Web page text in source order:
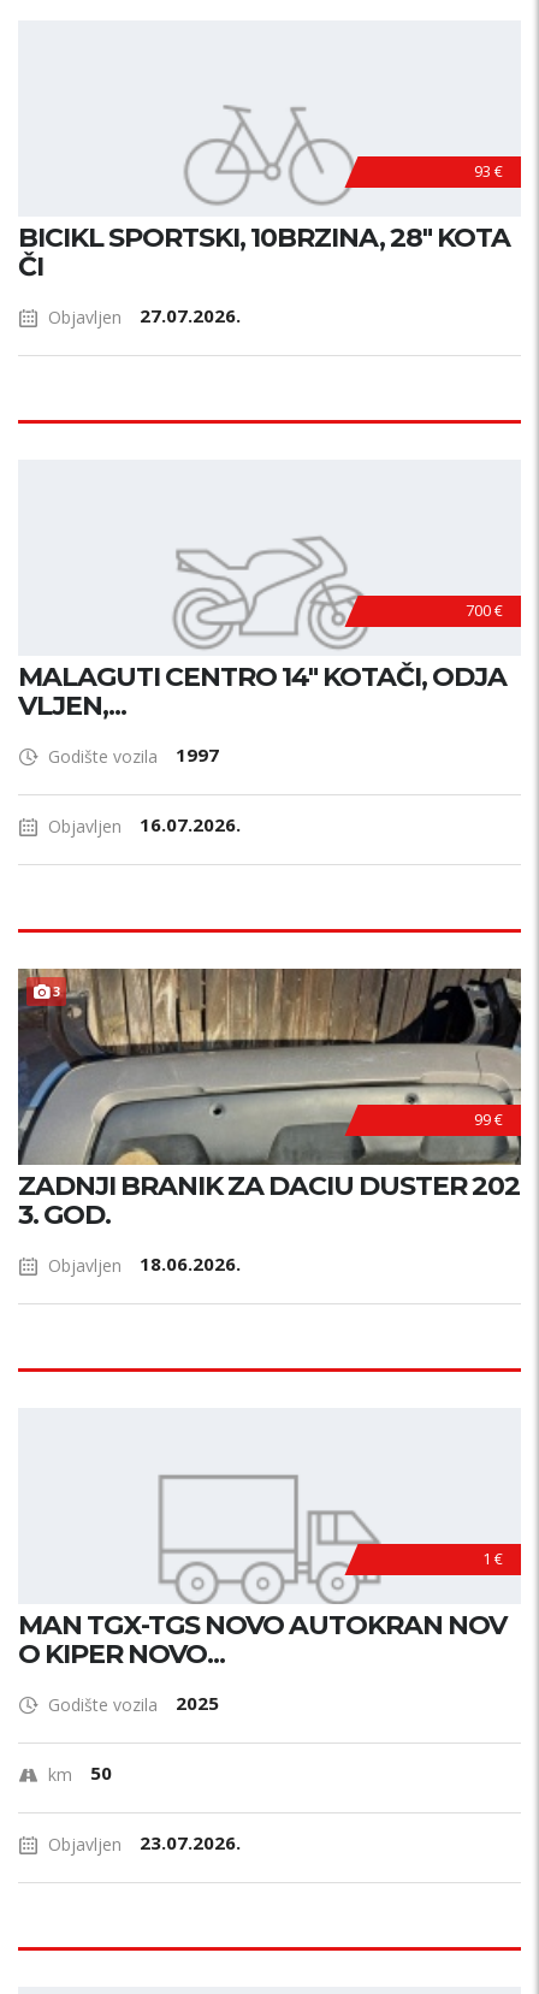
93 €
BICIKL SPORTSKI, 10BRZINA, 28" KOTA
ČI
Objavljen 27.07.2026.
700 €
MALAGUTI CENTRO 14" KOTAČI, ODJA
VLJEN,...
Godište vozila 1997
Objavljen 16.07.2026.
3
99 €
ZADNJI BRANIK ZA DACIU DUSTER 202
3. GOD.
Objavljen 18.06.2026.
1 €
MAN TGX-TGS NOVO AUTOKRAN NOV
O KIPER NOVO...
Godište vozila 2025
km 50
Objavljen 23.07.2026.